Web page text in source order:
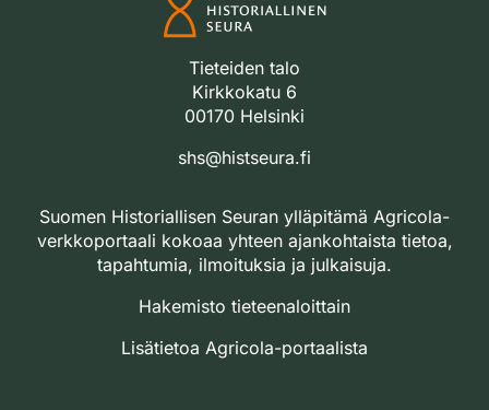
Tieteiden talo
Kirkkokatu 6
00170 Helsinki
shs@histseura.fi
Suomen Historiallisen Seuran ylläpitämä Agricola-
verkkoportaali kokoaa yhteen ajankohtaista tietoa,
tapahtumia, ilmoituksia ja julkaisuja.
Hakemisto tieteenaloittain
Lisätietoa Agricola-portaalista